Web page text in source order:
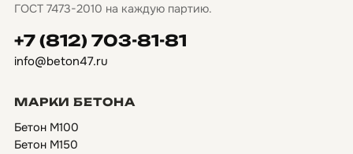
ГОСТ 7473-2010 на каждую партию.
+7 (812) 703-81-81
info@beton47.ru
МАРКИ БЕТОНА
Бетон М100
Бетон М150